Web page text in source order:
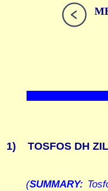
1) TOSFOS DH
(SUMMARY: